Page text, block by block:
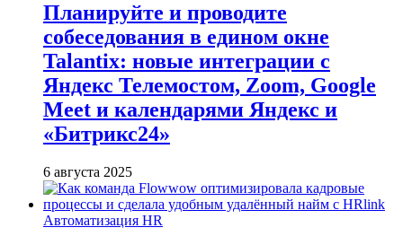
Планируйте и проводите
собеседования в едином окне
Talantix: новые интеграции с
Яндекс Телемостом, Zoom, Google
Meet и календарями Яндекс и
«Битрикс24»
6 августа 2025
Автоматизация HR